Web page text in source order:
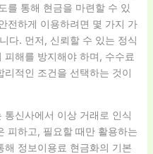
를 통해 현금을 마련할 수 있
전하게 이용하려면 몇 가지 가
다. 먼저, 신뢰할 수 있는 정식
해를 방지해야 하며, 수수료
적인 조건을 선택하는 것이
신사에서 이상 거래로 인식
피하고, 필요할 때만 활용하는
정보이용료 현금화의 기본